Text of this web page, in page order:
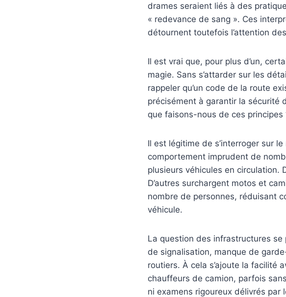
drames seraient liés à des
« redevance de sang ». Ces
détournent toutefois l’attention
Il est vrai que, pour plus d’un,
magie. Sans s’attarder sur les
rappeler qu’un code de la route
précisément à garantir la sécurité
que faisons-nous de ces principes
Il est légitime de s’interroger sur
comportement imprudent de
plusieurs véhicules en circulation.
D’autres surchargent motos et
nombre de personnes, réduisant
véhicule.
La question des infrastructures
de signalisation, manque de
routiers. À cela s’ajoute la facilité
chauffeurs de camion, parfois
ni examens rigoureux délivrés par